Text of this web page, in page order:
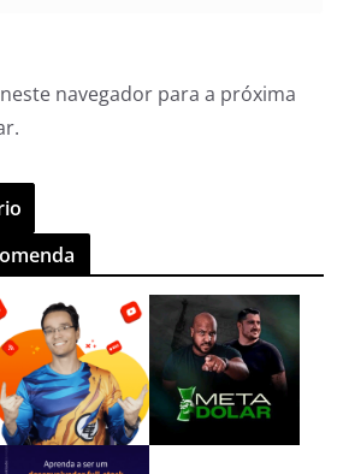
navegador para a próxima